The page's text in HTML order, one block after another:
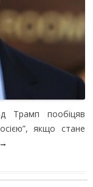
Трамп пообіцяв
якщо стане
→